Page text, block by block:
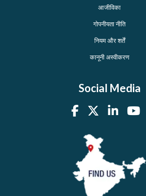
आजीविका
गोपनीयता नीति
नियम और शर्तें
कानूनी अस्वीकरण
Social Media